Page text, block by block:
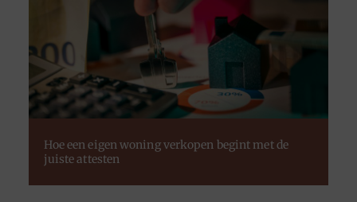
Hoe een eigen woning verkopen begint met de
juiste attesten